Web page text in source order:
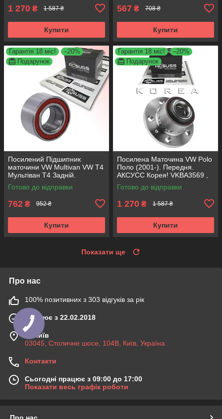
1 270 ₴ 1 587 ₴
Купити
567 ₴ 708 ₴
Купити
Гарантія 18 міс!
–20%
Подарунок
Посилений Підшипник
маточини VW Multivan VW T4
Мультіван Т4 Задній.
АКСУСС Корея! VKBA3406 ,
R140.97 , 713610340
Готово до відправки
762 ₴ 952 ₴
Купити
Гарантія 18 міс!
–20%
Подарунок
Посилена Маточина VW Polo
Поло (2001-). Передня.
АКСУСС Корея! VKBA3569 ,
R157.32 , 713610470
Готово до відправки
1 270 ₴ 1 587 ₴
Купити
Показати ще
Про нас
100% позитивних з 303 відгуків за рік
Працює з 22.02.2018
м. Київ
03045, Столичне шосе, 104B, Київ, Україна
Контакти
Сьогодні працює з 09:00 до 17:00
Показати весь графік роботи